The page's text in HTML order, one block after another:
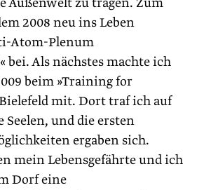
2008 neu ins Leben
Atom-Plenum
bei. Als nächstes machte ich
beim »Training for
mit. Dort traf ich auf
Seelen, und die ersten
ergaben sich.
mein Lebensgefährte und ich
Dorf eine